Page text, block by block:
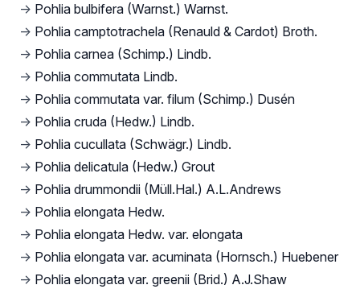
→ Pohlia bulbifera (Warnst.) Warnst.
→ Pohlia camptotrachela (Renauld & Cardot) Broth.
→ Pohlia carnea (Schimp.) Lindb.
→ Pohlia commutata Lindb.
→ Pohlia commutata var. filum (Schimp.) Dusén
→ Pohlia cruda (Hedw.) Lindb.
→ Pohlia cucullata (Schwägr.) Lindb.
→ Pohlia delicatula (Hedw.) Grout
→ Pohlia drummondii (Müll.Hal.) A.L.Andrews
→ Pohlia elongata Hedw.
→ Pohlia elongata Hedw. var. elongata
→ Pohlia elongata var. acuminata (Hornsch.) Huebener
→ Pohlia elongata var. greenii (Brid.) A.J.Shaw